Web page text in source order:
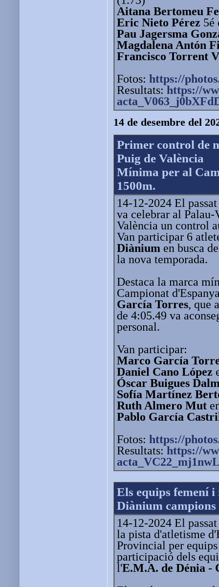
Aitana Bertomeu
Eric Nieto Pérez 5é
Pau Jagersma
Magdalena Antón
Francisco Torrent
Fotos: https://
Resultats: https://
14 de desembre del
Primer control de
Puig de València
Mínima per al
1500m.
14-12-2024 El
va celebrar al
València un control
Van participar 6
Diànium en busca
la nova temporada.
Destaca la marca
Campionat
García Torres, que
de 4:05.49 va
personal.
Van participar:
Marco García
Daniel Cano López
Óscar Buigues
Sofía Martínez
Ruth Almero Mut
Pablo García
Fotos: https://
Resultats: https://
Els equips femení
Diànium
14-12-2024 El
la pista d'atletisme
Provincial per
participació dels
l'E.M.A. de Dénia -